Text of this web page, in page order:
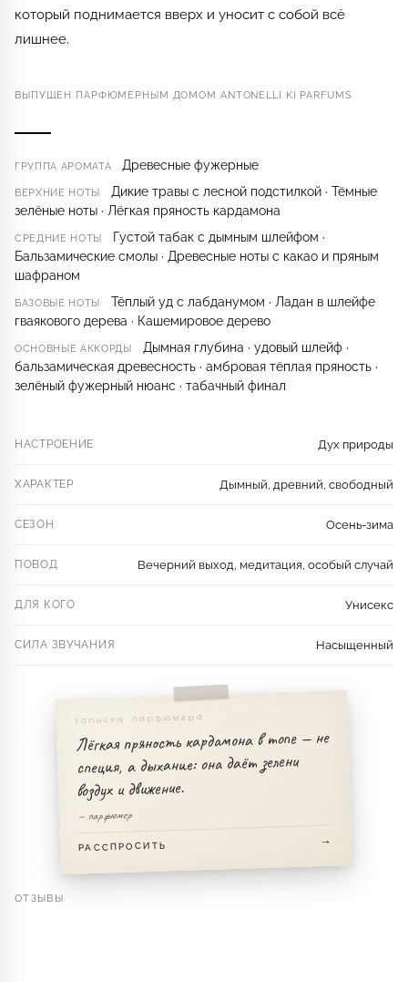
который поднимается вверх и уносит с собой всё
лишнее.
ВЫПУЩЕН ПАРФЮМЕРНЫМ ДОМОМ ANTONELLI KI PARFUMS
ГРУППА АРОМАТА Древесные фужерные
ВЕРХНИЕ НОТЫ
Дикие травы с лесной подстилкой · Тёмные
зелёные ноты · Лёгкая пряность кардамона
СРЕДНИЕ НОТЫ
Густой табак с дымным шлейфом ·
Бальзамические смолы · Древесные ноты с какао и пряным
шафраном
БАЗОВЫЕ НОТЫ
Тёплый уд с лабданумом · Ладан в шлейфе
гваякового дерева · Кашемировое дерево
ОСНОВНЫЕ АККОРДЫ
Дымная глубина · удовый шлейф ·
бальзамическая древесность · амбровая тёплая пряность ·
зелёный фужерный нюанс · табачный финал
НАСТРОЕНИЕ Дух природы
ХАРАКТЕР Дымный, древний, свободный
СЕЗОН Осень-зима
ПОВОД Вечерний выход, медитация, особый случай
ДЛЯ КОГО Унисекс
СИЛА ЗВУЧАНИЯ Насыщенный
записка парфюмера
Лёгкая пряность кардамона в топе — не
специя, а дыхание: она даёт зелени
воздух и движение.
— парфюмер
РАССПРОСИТЬ
ОТЗЫВЫ